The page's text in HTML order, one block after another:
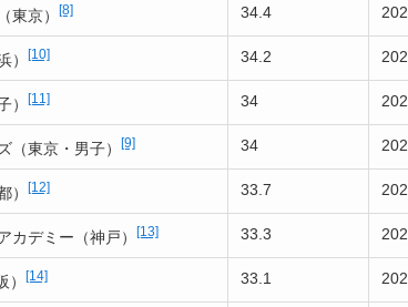
東京） [8] 34.4
） [10] 34.2
） [11] 34
（東京・男子） [9] 34
） [12] 33.7
カデミー（神戸） [13] 33.3
[14] 33.1